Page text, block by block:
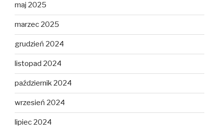
maj 2025
marzec 2025
grudzień 2024
listopad 2024
październik 2024
wrzesień 2024
lipiec 2024